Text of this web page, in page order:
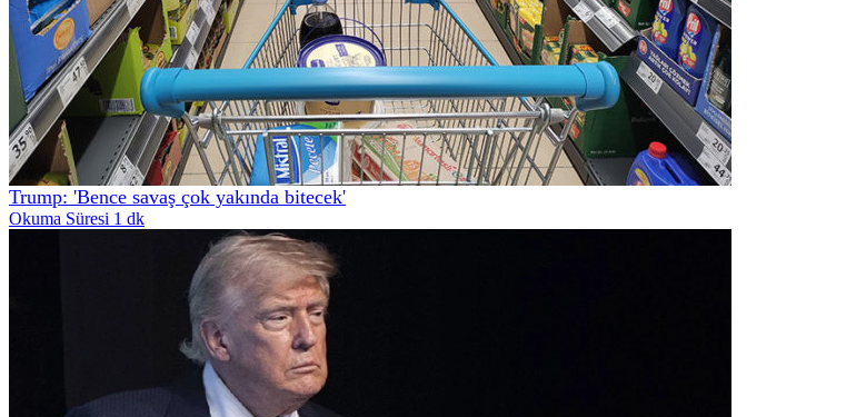
Trump: 'Bence savaş çok yakında bitecek'
Okuma Süresi 1 dk